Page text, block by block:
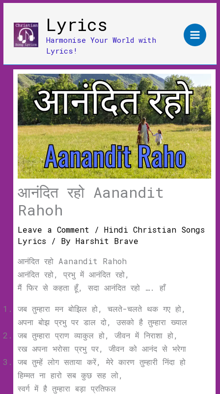
content
Lyrics
Harmonise Your World with
Lyrics!
आनंदित रहो Aanandit
Rahoh
Leave a Comment / Hindi Christian Songs
Lyrics / By Harshit Brave
आनंदित रहो Aanandit Rahoh
आनंदित रहो, प्रभु में आनंदित रहो,
मैं फिर से कहता हूँ, सदा आनंदित रहो …. हाँ
जब तुम्हारा मन बोझिल हो, चलते-चलते थक गए हो,
अपना बोझ प्रभु पर डाल दो, उसको है तुम्हारा ख्याल
जब तुम्हारा प्राण व्याकुल हो, जीवन में निराशा हो,
रख अपना भरोसा प्रभु पर, जीवन को आनंद से भरेगा
जब तुम्हें लोग सताया करें, मेरे कारण तुम्हारी निंदा हो
हिम्मत ना हारो सब कुछ सह लो,
स्वर्ग में है तुम्हारा बड़ा प्रतिफल